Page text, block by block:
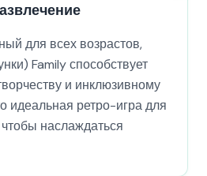
для всех возрастов,
Family способствует
и инклюзивному
идеальная ретро-игра для
наслаждаться